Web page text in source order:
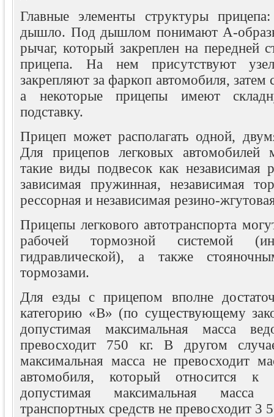
Главные элементы структуры
дышло. Под дышлом понимают А-
рычаг, который закреплен на передней
прицепа. На нем присутствуют
закрепляют за фаркоп автомобиля, затем
а некоторые прицепы имеют
подставку.
Прицеп может располагать одной,
Для прицепов легковых автомобилей
такие виды подвесок как независимая
зависимая пружинная, независимая
рессорная и независимая резино-
Прицепы легкового автотранспорта
рабочей тормозной системой
гидравлической), а также
тормозами.
Для езды с прицепом вполне
категорию «В» (по существующему
допустимая максимальная масса
превосходит 750 кг. В другом
максимальная масса не превосходит
автомобиля, который относится
допустимая максимальная масса
транспортных средств не превосходит 3